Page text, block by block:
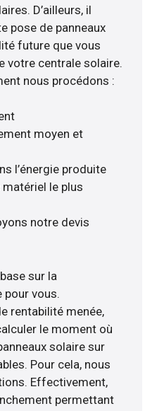
D’ailleurs, il
pose de panneaux
future que vous
votre centrale solaire.
nous procédons :
moyen et
l’énergie produite
le plus
notre devis
sur la
vous.
rentabilité menée,
le moment où
solaire sur
Pour cela, nous
Effectivement,
permettant